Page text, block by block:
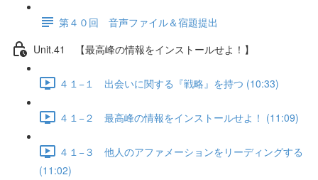
第４０回 音声ファイル＆宿題提出
Unit.41 【最高峰の情報をインストールせよ！】
４１−１ 出会いに関する『戦略』を持つ (10:33)
４１−２ 最高峰の情報をインストールせよ！ (11:09)
４１−３ 他人のアファメーションをリーディングする
(11:02)